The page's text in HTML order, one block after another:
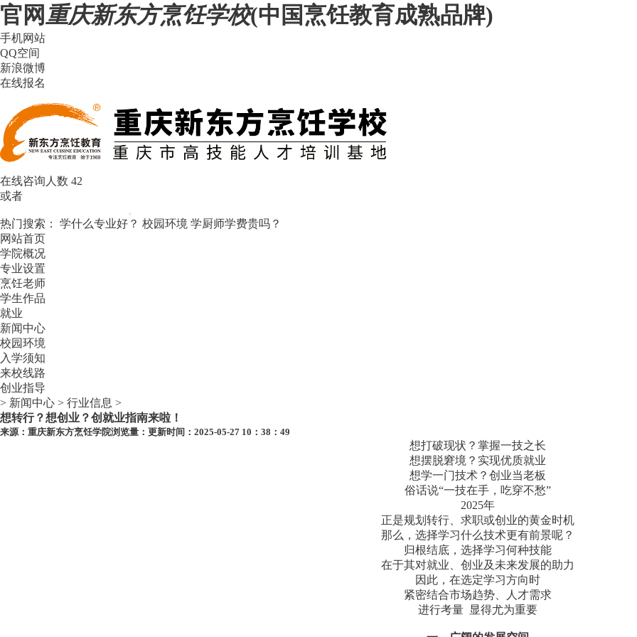
官网 重庆新东方烹饪学校(中国烹饪教育成熟品牌)
手机网站
QQ空间
新浪微博
在线报名
在线咨询人数 56
或者
热门搜索： 学什么专业好？ 校园环境 学厨师学费贵吗？
网站首页
学院概况
专业设置
烹饪老师
学生作品
就业
新闻中心
校园环境
入学须知
来校线路
创业指导
> 新闻中心 > 行业信息 >
想转行？想创业？创就业指南来啦！
来源： 重庆新东方烹饪学院浏览量： 更新时间：2025-05-27 10：38：49
想打破现状？掌握一技之长
想摆脱窘境？实现优质就业
想学一门技术？创业当老板
俗话说“一技在手，吃穿不愁”
2025年
正是规划转行、求职或创业的黄金时机
那么，选择学习什么技术更有前景呢？
归根结底，选择学习何种技能
在于其对就业、创业及未来发展的助力
因此，在选定学习方向时
紧密结合市场趋势、人才需求
进行考量 显得尤为重要